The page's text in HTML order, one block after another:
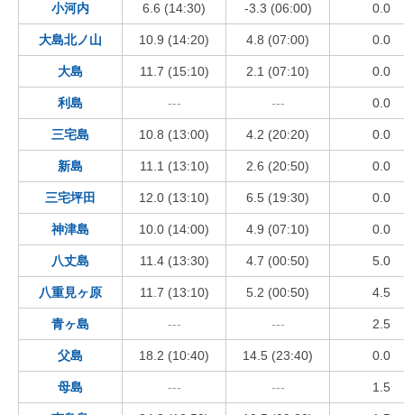
小河内 6.6 (14:30) -3.3 (06:00) 0.0
大島北ノ山 10.9 (14:20) 4.8 (07:00) 0.0
大島 11.7 (15:10) 2.1 (07:10) 0.0
利島 --- --- 0.0
三宅島 10.8 (13:00) 4.2 (20:20) 0.0
新島 11.1 (13:10) 2.6 (20:50) 0.0
三宅坪田 12.0 (13:10) 6.5 (19:30) 0.0
神津島 10.0 (14:00) 4.9 (07:10) 0.0
八丈島 11.4 (13:30) 4.7 (00:50) 5.0
八重見ヶ原 11.7 (13:10) 5.2 (00:50) 4.5
青ヶ島 --- --- 2.5
父島 18.2 (10:40) 14.5 (23:40) 0.0
母島 --- --- 1.5